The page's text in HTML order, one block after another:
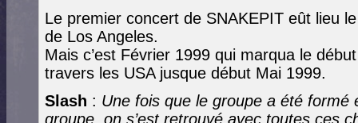
Le premier concert de SNAKEPIT eût lieu
de Los Angeles.
Mais c’est Février 1999 qui marqua le
travers les USA jusque début Mai 1999.
Slash : Une fois que le groupe a été formé
groupe, on s’est retrouvé avec toutes ces